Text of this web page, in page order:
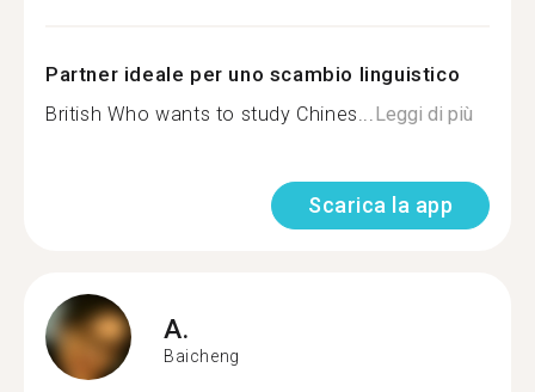
Partner ideale per uno scambio linguistico
British Who wants to study Chines...Leggi di più
Scarica la app
A.
Baicheng